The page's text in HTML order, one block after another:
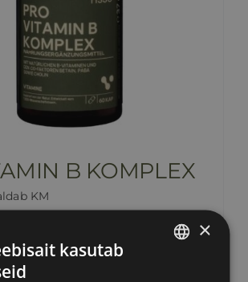
B KOMPLEX
KM
×
kasutab